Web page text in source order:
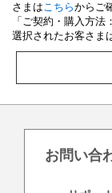
さまはこちらからご
「ご契約・購入方
選択されたお客さま
お問い合